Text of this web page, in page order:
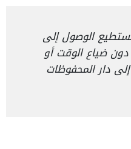
الوصول إلى
ضياع الوقت أو
دار المحفوظات